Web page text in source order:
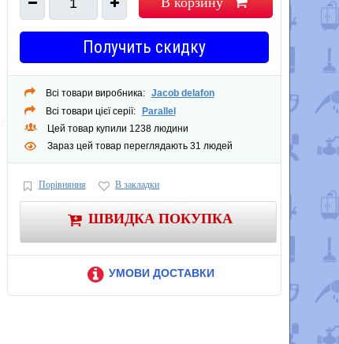
1
Получить скидку
Всі товари виробника: Jacob delafon
Всі товари цієї серії:
Parallel
Цей товар купили 1238 людини
Зараз цей товар переглядають 31 людей
Порівняння В закладки
ШВИДКА ПОКУПКА
УМОВИ ДОСТАВКИ